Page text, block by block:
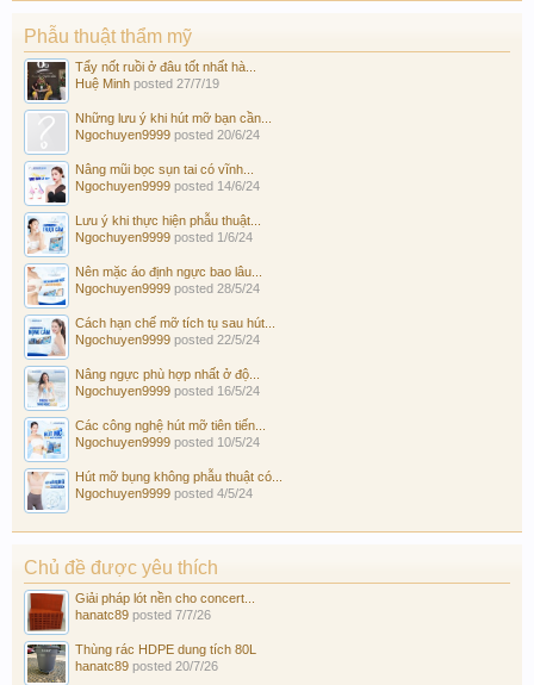
Phẫu thuật thẩm mỹ
Tẩy nốt ruồi ở đâu tốt nhất hà...
Huệ Minh posted 27/7/19
Những lưu ý khi hút mỡ bạn cần...
Ngochuyen9999 posted 20/6/24
Nâng mũi bọc sụn tai có vĩnh...
Ngochuyen9999 posted 14/6/24
Lưu ý khi thực hiện phẫu thuật...
Ngochuyen9999 posted 1/6/24
Nên mặc áo định ngực bao lâu...
Ngochuyen9999 posted 28/5/24
Cách hạn chế mỡ tích tụ sau hút...
Ngochuyen9999 posted 22/5/24
Nâng ngực phù hợp nhất ở độ...
Ngochuyen9999 posted 16/5/24
Các công nghệ hút mỡ tiên tiến...
Ngochuyen9999 posted 10/5/24
Hút mỡ bụng không phẫu thuật có...
Ngochuyen9999 posted 4/5/24
Chủ đề được yêu thích
Giải pháp lót nền cho concert...
hanatc89 posted 7/7/26
Thùng rác HDPE dung tích 80L
hanatc89 posted 20/7/26